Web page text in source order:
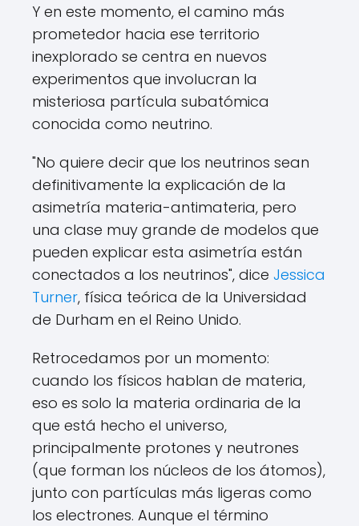
Y en este momento, el camino más
prometedor hacia ese territorio
inexplorado se centra en nuevos
experimentos que involucran la
misteriosa partícula subatómica
conocida como neutrino.
"No quiere decir que los neutrinos sean
definitivamente la explicación de la
asimetría materia-antimateria, pero
una clase muy grande de modelos que
pueden explicar esta asimetría están
conectados a los neutrinos", dice Jessica
Turner, física teórica de la Universidad
de Durham en el Reino Unido.
Retrocedamos por un momento:
cuando los físicos hablan de materia,
eso es solo la materia ordinaria de la
que está hecho el universo,
principalmente protones y neutrones
(que forman los núcleos de los átomos),
junto con partículas más ligeras como
los electrones. Aunque el término